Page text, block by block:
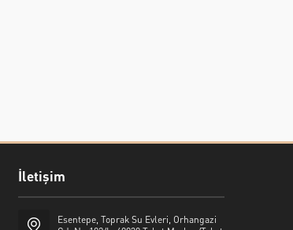
İletişim
Esentepe, Toprak Su Evleri, Orhangazi